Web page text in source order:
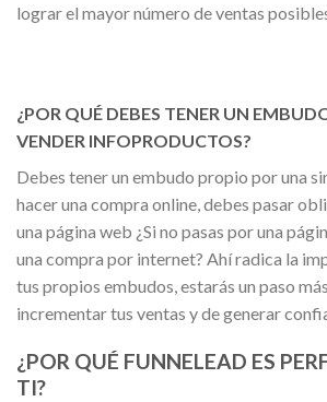
lograr el mayor número de ventas
¿POR QUÉ DEBES TENER UN
VENDER INFOPRODUCTOS?
Debes tener un embudo propio por una
hacer una compra online, debes pasar
una página web ¿Si no pasas por una
una compra por internet? Ahí radica la
tus propios embudos, estarás un paso
incrementar tus ventas y de generar
¿POR QUÉ FUNNELEAD ES
TI?